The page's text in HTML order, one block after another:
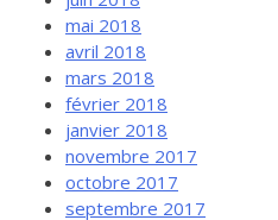
mai 2018
avril 2018
mars 2018
février 2018
janvier 2018
novembre 2017
octobre 2017
septembre 2017